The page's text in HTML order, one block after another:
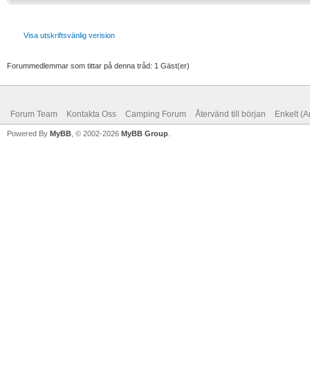
Visa utskriftsvänlig verision
Forummedlemmar som tittar på denna tråd: 1 Gäst(er)
Forum Team Kontakta Oss Camping Forum Återvänd till början Enkelt
Powered By MyBB , © 2002-2026 MyBB Group